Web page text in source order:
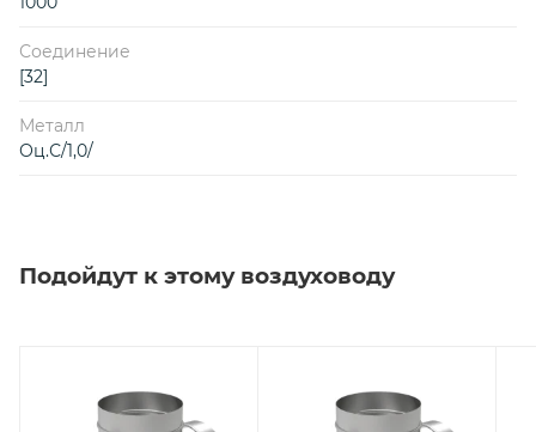
Соединение
[32]
Металл
Оц.С/1,0/
Подойдут к этому воздуховоду